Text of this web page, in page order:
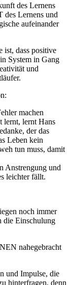
des Lernens
des Lernens und
aufeinander
ist, dass positive
System in Gang
und
machen
lernt, lernt Hans
der das
Leben kein
tun muss, damit
Anstrengung und
leichter fällt.
noch immer
die Einschulung
nahegebracht
und Impulse, die
hinterfragen, denn